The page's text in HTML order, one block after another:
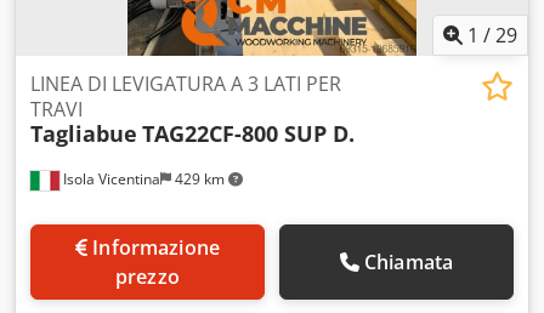
1 /29
Isola Vicentina 429 km
LINEA DI LEVIGATURA A 3 LATI PER
TRAVI
Tagliabue TAG22CF-800 SUP D.
prezzo
Chiamata